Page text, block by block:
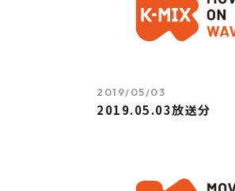
2019/05/03
2019.05.03放送分